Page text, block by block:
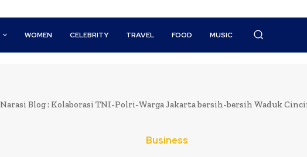
WOMEN CELEBRITY TRAVEL FOOD MUSIC
Narasi Blog : Kolaborasi TNI-Polri-Warga Jakarta bersih-bersih Waduk
Business